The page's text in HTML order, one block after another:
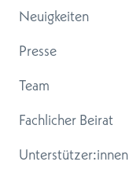
Neuigkeiten
Presse
Team
Fachlicher Beirat
Unterstützer:innen